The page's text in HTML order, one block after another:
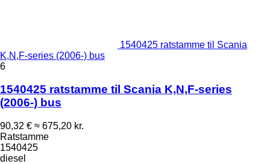
1540425 ratstamme til Scania
K,N,F-series (2006-) bus
6
1540425 ratstamme til Scania K,N,F-series
(2006-) bus
90,32 € ≈ 675,20 kr.
Ratstamme
1540425
diesel